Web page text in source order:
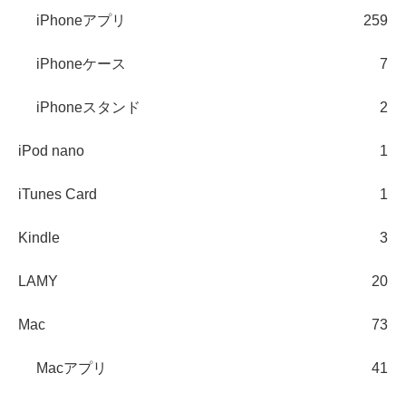
iPhoneアプリ 259
iPhoneケース 7
iPhoneスタンド 2
iPod nano 1
iTunes Card 1
Kindle 3
LAMY 20
Mac 73
Macアプリ 41